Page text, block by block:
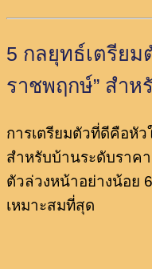
5 กลยุทธ์เตรียม
ราชพฤกษ์” สำห
การเตรียมตัวที่ดีคือหั
สำหรับบ้านระดับราค
ตัวล่วงหน้าอย่างน้อย
เหมาะสมที่สุด